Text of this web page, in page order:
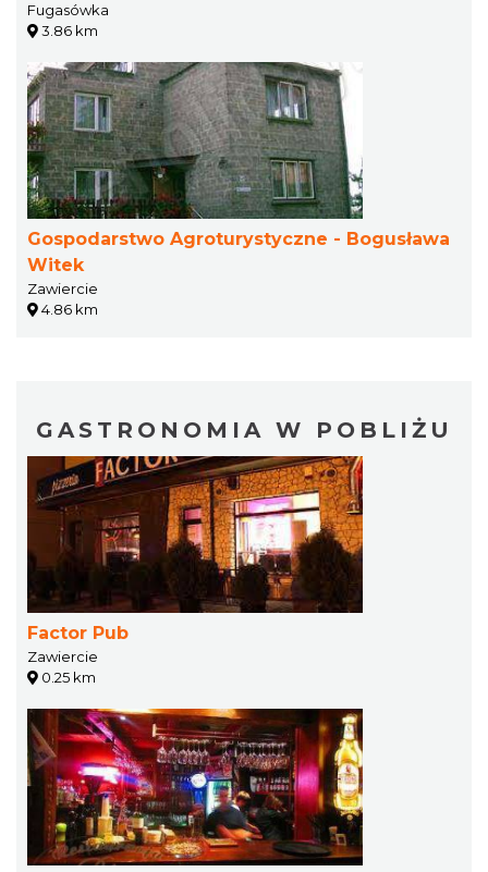
Fugasówka
3.86 km
Gospodarstwo Agroturystyczne - Bogusława
Witek
Zawiercie
4.86 km
GASTRONOMIA W POBLIŻU
Factor Pub
Zawiercie
0.25 km